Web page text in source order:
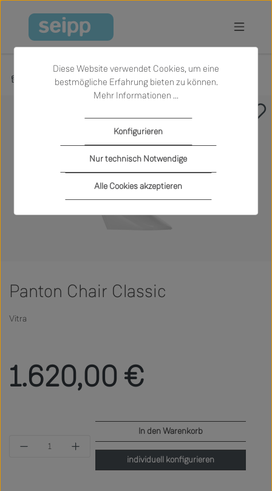
Zum Hauptinhalt springen
Produkte Wohnen Stühle
Panton Chair Classic
Vitra
1.620,00 €
Produkt Anzahl: Gib den gewünschten Wert
In den Warenkorb
individuell konfigurieren
Diese Website verwendet Cookies, um eine
bestmögliche Erfahrung bieten zu können.
Mehr Informationen ...
Nur technisch Notwendige
Konfigurieren
Alle Cookies akzeptieren